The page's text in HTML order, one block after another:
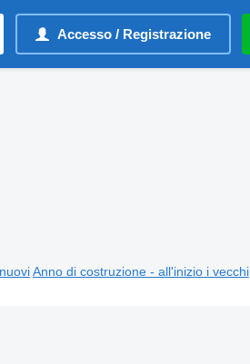
Accesso / Registrazione
Anno di costruzione - all'inizio i vecchi